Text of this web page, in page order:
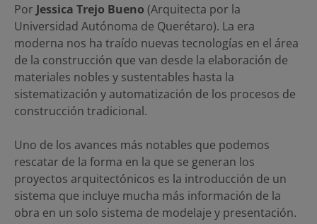
Por Jessica Trejo Bueno (Arquitecta por la
Universidad Autónoma de Querétaro). La era
moderna nos ha traído nuevas tecnologías en el área
de la construcción que van desde la elaboración de
materiales nobles y sustentables hasta la
sistematización y automatización de los procesos de
construcción tradicional.
Uno de los avances más notables que podemos
rescatar de la forma en la que se generan los
proyectos arquitectónicos es la introducción de un
sistema que incluye mucha más información de la
obra en un solo sistema de modelaje y presentación.